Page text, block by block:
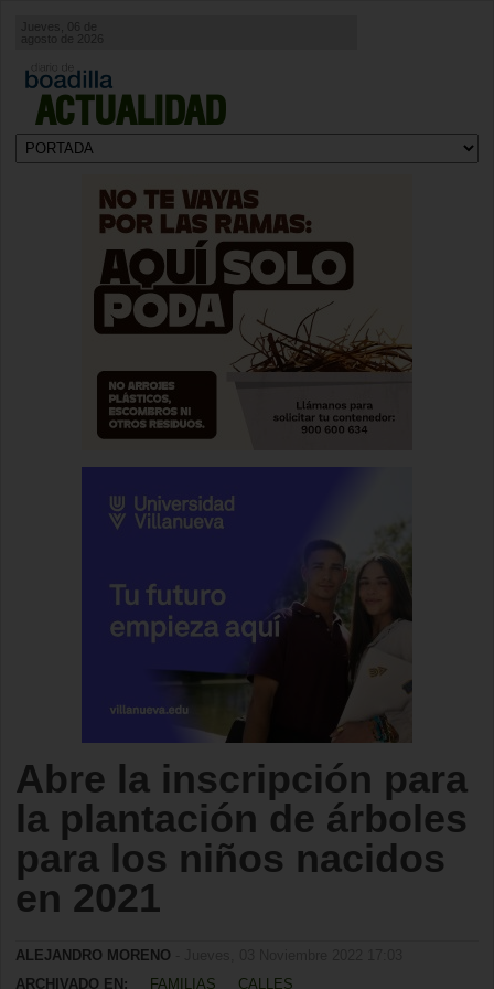
ACTUALIDAD
agosto de 2026
Abre la inscripción para
la plantación de árboles
para los niños nacidos
en 2021
ALEJANDRO MORENO
ARCHIVADO EN:
FAMILIAS CALLES